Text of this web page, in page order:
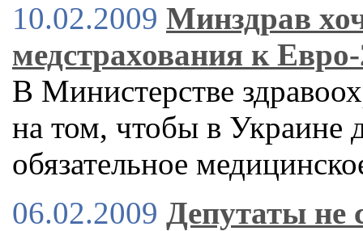
10.02.2009 Минздрав
медстрахования к
В Министерстве
на том, чтобы в Украине
обязательное
06.02.2009 Депутаты не